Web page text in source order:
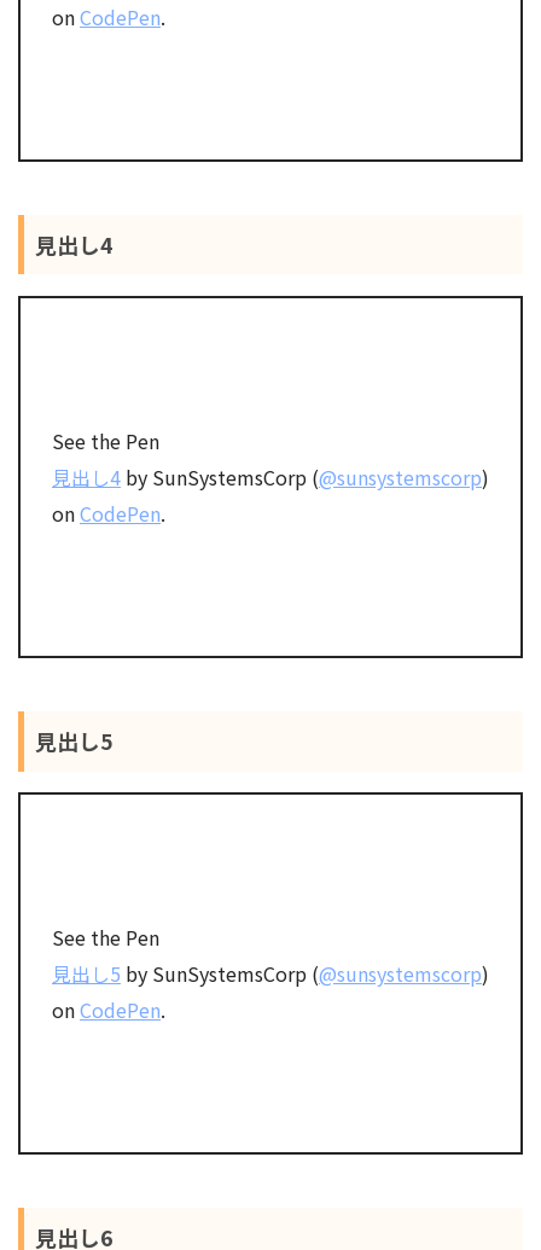
onCodePen.
見出し4
See the Pen
見出し4 by SunSystemsCorp (@sunsystemscorp)
onCodePen.
見出し5
See the Pen
見出し5 by SunSystemsCorp (@sunsystemscorp)
onCodePen.
見出し6